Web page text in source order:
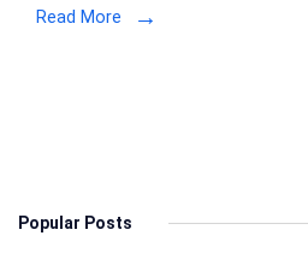
Read More
Popular Posts